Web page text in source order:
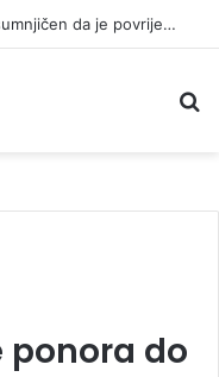
Maloljetnik uhapšen u Ljubinju: Osumnjičen da je povrijedio policajca i oštetio vrata stanice
ponora do